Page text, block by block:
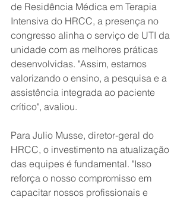
de Residência Médica em Terapia
Intensiva do HRCC, a presença no
congresso alinha o serviço de UTI da
unidade com as melhores práticas
desenvolvidas. "Assim, estamos
valorizando o ensino, a pesquisa e a
assistência integrada ao paciente
crítico", avaliou.
Para Julio Musse, diretor-geral do
HRCC, o investimento na atualização
das equipes é fundamental. "Isso
reforça o nosso compromisso em
capacitar nossos profissionais e